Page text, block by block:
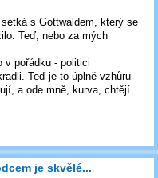
s Gottwaldem, který se
Teď, nebo za mých
v pořádku - politici
Teď je to úplně vzhůru
a ode mně, kurva, chtějí
je skvělé...